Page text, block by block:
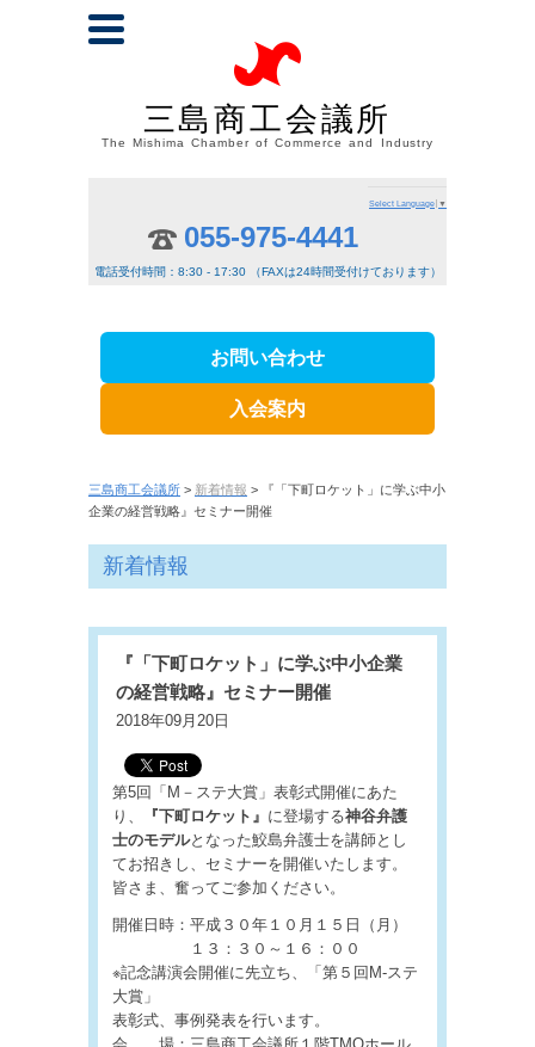
三島商工会議所
The Mishima Chamber of Commerce and Industry
Select Language ▼
055-975-4441
電話受付時間：8:30 - 17:30 （FAXは24時間受付けております）
お問い合わせ
入会案内
三島商工会議所 > 新着情報 > 『「下町ロケット」に学ぶ中小
企業の経営戦略』セミナー開催
新着情報
『「下町ロケット」に学ぶ中小企業
の経営戦略』セミナー開催
2018年09月20日
第5回「М－ステ大賞」表彰式開催にあた
り、
『下町ロケット』 に登場する神谷弁護
士のモデルとなった鮫島弁護士を講師とし
てお招きし、セミナーを開催いたします。
皆さま、奮ってご参加ください。
開催日時：平成３０年１０月１５日（月）
１３：３０～１６：００
※記念講演会開催に先立ち、「第５回М-ステ
大賞」
表彰式、事例発表を行います。